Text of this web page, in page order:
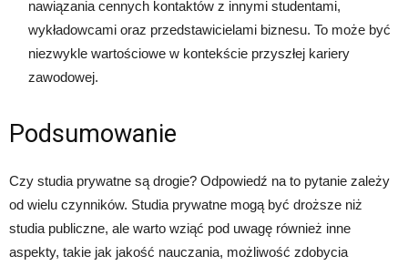
nawiązania cennych kontaktów z innymi studentami,
wykładowcami oraz przedstawicielami biznesu. To może być
niezwykle wartościowe w kontekście przyszłej kariery
zawodowej.
Podsumowanie
Czy studia prywatne są drogie? Odpowiedź na to pytanie zależy
od wielu czynników. Studia prywatne mogą być droższe niż
studia publiczne, ale warto wziąć pod uwagę również inne
aspekty, takie jak jakość nauczania, możliwość zdobycia